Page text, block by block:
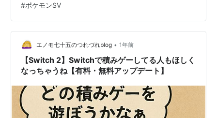
#ポケモンSV
エノモ七十五のつれづれblog • 1年前
【Switch 2】Switchで積みゲーしてる人もほしく
なっちゃうね【有料・無料アップデート】